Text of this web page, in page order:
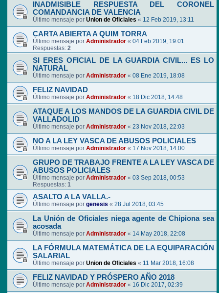
INADMISIBLE RESPUESTA DEL CORONEL
COMANDANCIA DE VALENCIA
Último mensaje por Union de Oficiales « 12 Feb 2019, 13:11
CARTA ABIERTA A QUIM TORRA
Último mensaje por Administrador « 04 Feb 2019, 19:01
Respuestas: 2
SI ERES OFICIAL DE LA GUARDIA CIVIL... ES LO
NATURAL
Último mensaje por Administrador « 08 Ene 2019, 18:08
FELIZ NAVIDAD
Último mensaje por Administrador « 18 Dic 2018, 14:48
ATAQUE A LOS MANDOS DE LA GUARDIA CIVIL DE
VALLADOLID
Último mensaje por Administrador « 23 Nov 2018, 22:03
NO A LA LEY VASCA DE ABUSOS POLICIALES
Último mensaje por Administrador « 17 Nov 2018, 14:00
GRUPO DE TRABAJO FRENTE A LA LEY VASCA DE
ABUSOS POLICIALES
Último mensaje por Administrador « 03 Sep 2018, 00:53
Respuestas: 1
ASALTO A LA VALLA.-
Último mensaje por genesis « 28 Jul 2018, 03:45
La Unión de Oficiales niega agente de Chipiona sea
acosada
Último mensaje por Administrador « 14 May 2018, 22:08
LA FÓRMULA MATEMÁTICA DE LA EQUIPARACIÓN
SALARIAL
Último mensaje por Union de Oficiales « 11 Mar 2018, 16:08
FELIZ NAVIDAD Y PRÓSPERO AÑO 2018
Último mensaje por Administrador « 16 Dic 2017, 02:39